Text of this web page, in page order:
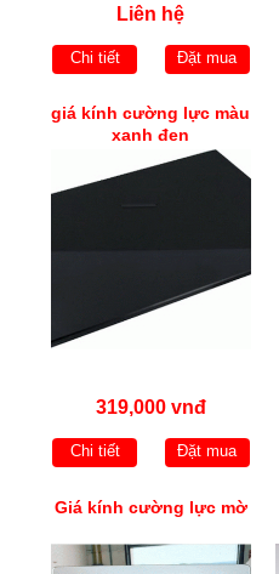
Liên hệ
Chi tiết Đặt mua
giá kính cường lực màu
xanh đen
319,000 vnđ
Chi tiết Đặt mua
Giá kính cường lực mờ